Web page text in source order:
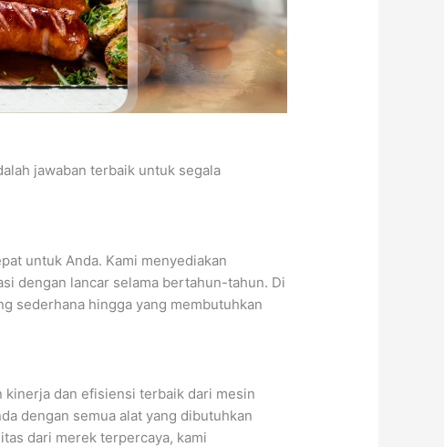
jawaban terbaik untuk segala
untuk Anda. Kami menyediakan
dengan lancar selama bertahun-tahun. Di
sederhana hingga yang membutuhkan
kinerja dan efisiensi terbaik dari mesin
dengan semua alat yang dibutuhkan
dari merek terpercaya, kami